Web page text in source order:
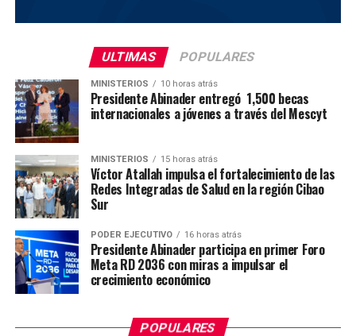
ULTIMAS POPULARES
MINISTERIOS 10 horas atrás
Presidente Abinader entregó 1,500 becas
internacionales a jóvenes a través del Mescyt
MINISTERIOS 15 horas atrás
Víctor Atallah impulsa el fortalecimiento de las
Redes Integradas de Salud en la región Cibao
Sur
PODER EJECUTIVO 16 horas atrás
Presidente Abinader participa en primer Foro
Meta RD 2036 con miras a impulsar el
crecimiento económico
POPULARES